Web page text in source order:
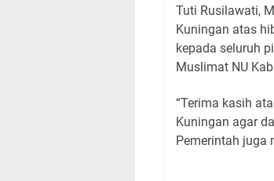
Tuti Rusilawati,
Kuningan atas
kepada seluruh
Muslimat NU
“Terima kasih
Kuningan agar
Pemerintah juga